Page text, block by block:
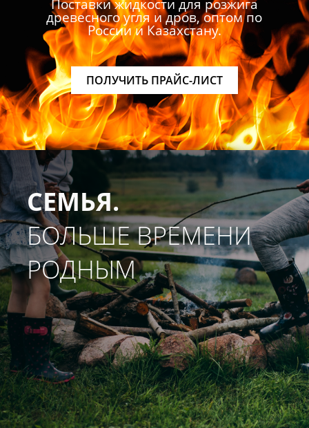
Поставки жидкости для розжига
древесного угля и дров, оптом по
России и Казахстану.
ПОЛУЧИТЬ ПРАЙС-ЛИСТ
СЕМЬЯ.
БОЛЬШЕ ВРЕМЕНИ
РОДНЫМ